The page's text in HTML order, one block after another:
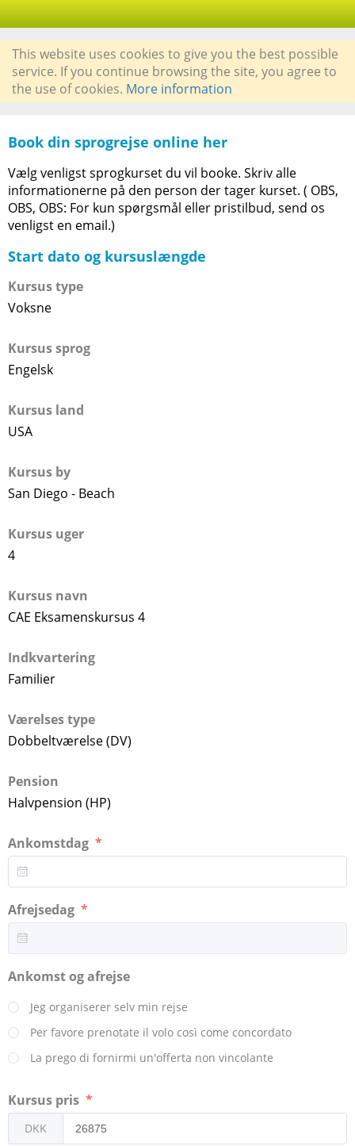
This website uses cookies to give you the best possible
service. If you continue browsing the site, you agree to
the use of cookies. More information
Book din sprogrejse online her
Vælg venligst sprogkurset du vil booke. Skriv alle
informationerne på den person der tager kurset. ( OBS,
OBS, OBS: For kun spørgsmål eller pristilbud, send os
venligst en email.)
Start dato og kursuslængde
Kursus type
Voksne
Kursus sprog
Engelsk
Kursus land
USA
Kursus by
San Diego - Beach
Kursus uger
4
Kursus navn
CAE Eksamenskursus 4
Indkvartering
Familier
Værelses type
Dobbeltværelse (DV)
Pension
Halvpension (HP)
Ankomstdag
Afrejsedag
Ankomst og afrejse
Jeg organiserer selv min rejse
Per favore prenotate il volo così come concordato
La prego di fornirmi un'offerta non vincolante
Kursus pris
DKK